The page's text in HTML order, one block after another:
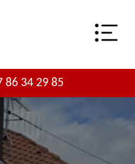
86 34 29 85